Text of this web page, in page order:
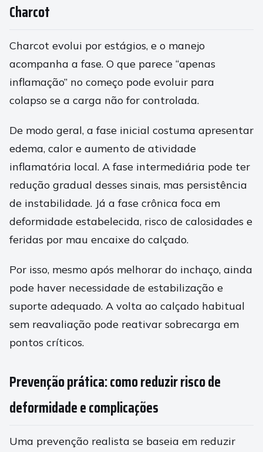
Charcot
Charcot evolui por estágios, e o manejo
acompanha a fase. O que parece “apenas
inflamação” no começo pode evoluir para
colapso se a carga não for controlada.
De modo geral, a fase inicial costuma apresentar
edema, calor e aumento de atividade
inflamatória local. A fase intermediária pode ter
redução gradual desses sinais, mas persistência
de instabilidade. Já a fase crônica foca em
deformidade estabelecida, risco de calosidades e
feridas por mau encaixe do calçado.
Por isso, mesmo após melhorar do inchaço, ainda
pode haver necessidade de estabilização e
suporte adequado. A volta ao calçado habitual
sem reavaliação pode reativar sobrecarga em
pontos críticos.
Prevenção prática: como reduzir risco de
deformidade e complicações
Uma prevenção realista se baseia em reduzir